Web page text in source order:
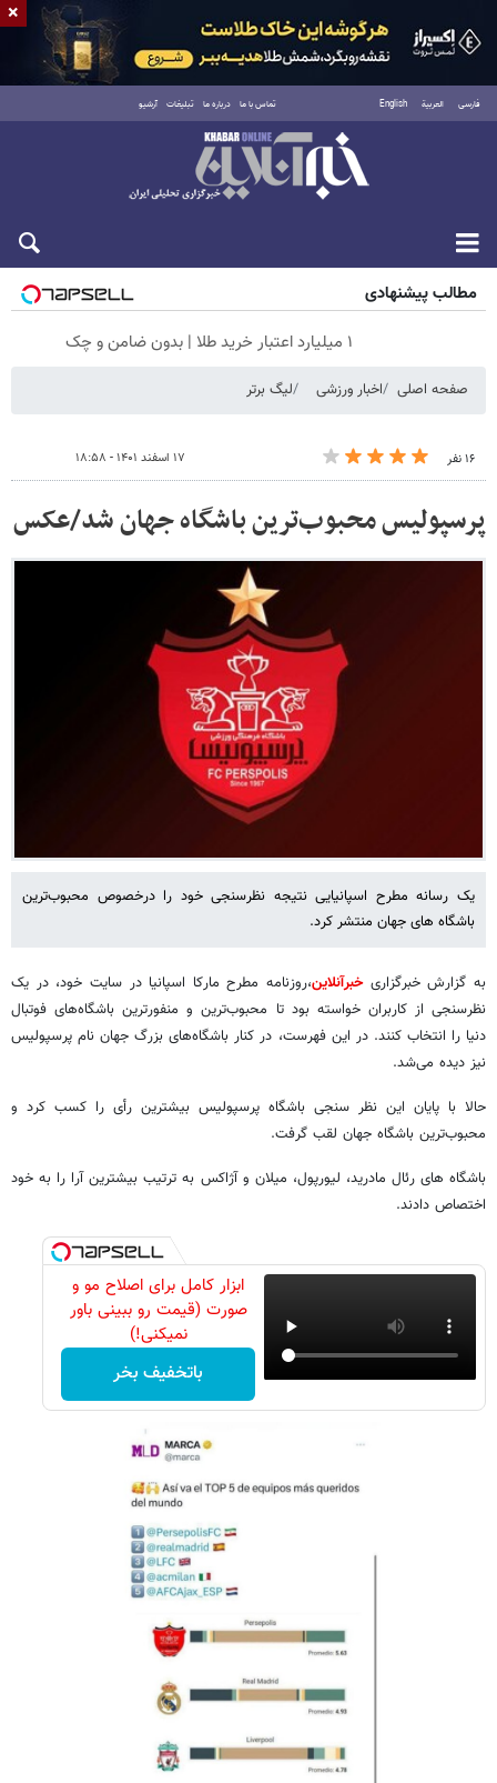
فارسی العربية English تماس با ما درباره ما تبلیغات آرشیو
شنبه ۱۷ مرداد ۱۴۰۵
مطالب پیشنهادی
۱ میلیارد اعتبار خرید طلا | بدون ضامن و چک
صفحه اصلی اخبار ورزشی لیگ برتر
۱۶ نفر ۱۷ اسفند ۱۴۰۱ - ۱۸:۵۸
پرسپولیس محبوب‌ترین باشگاه جهان شد/عکس
یک رسانه مطرح اسپانیایی نتیجه نظرسنجی خود را درخصوص محبوب‌ترین
باشگاه های جهان منتشر کرد.
به گزارش خبرگزاریخبرآنلاین،روزنامه مطرح مارکا اسپانیا در سایت خود، در یک
نظرسنجی از کاربران خواسته بود تا محبوب‌ترین و منفورترین باشگاه‌های فوتبال
دنیا را انتخاب کنند. در این فهرست، در کنار باشگاه‌های بزرگ جهان نام پرسپولیس
نیز دیده می‌شد.
حالا با پایان این نظر سنجی باشگاه پرسپولیس بیشترین رأی را کسب کرد و
محبوب‌ترین باشگاه جهان لقب گرفت.
باشگاه های رئال مادرید، لیورپول، میلان و آژاکس به ترتیب بیشترین آرا را به خود
اختصاص دادند.
ابزار کامل برای اصلاح مو و
صورت (قیمت رو ببینی باور
نمیکنی!)
باتخفیف بخر
×